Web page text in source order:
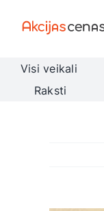
Visi veikali
Raksti